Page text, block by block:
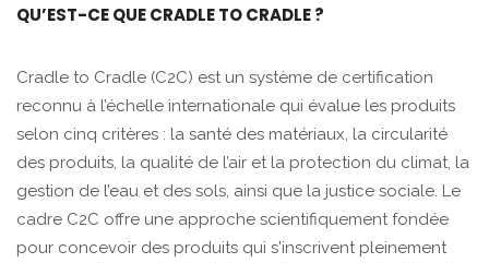
QU’EST-CE QUE CRADLE TO CRADLE ?
Cradle to Cradle (C2C) est un système de certification
reconnu à l’échelle internationale qui évalue les produits
selon cinq critères : la santé des matériaux, la circularité
des produits, la qualité de l’air et la protection du climat, la
gestion de l’eau et des sols, ainsi que la justice sociale. Le
cadre C2C offre une approche scientifiquement fondée
pour concevoir des produits qui s'inscrivent pleinement